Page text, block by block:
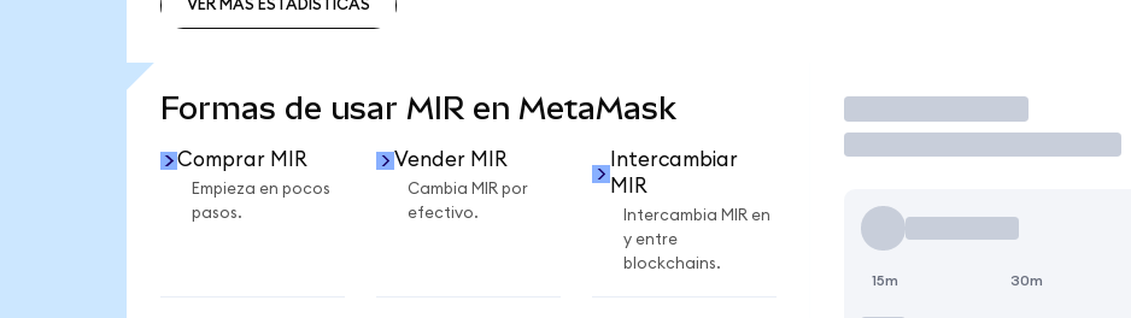
VER MÁS ESTADÍSTICAS
Formas de usar MIR en MetaMask
Comprar MIR
Empieza en pocos
pasos.
Vender MIR
Cambia MIR por
efectivo.
Intercambiar
MIR
Intercambia MIR en
y entre
blockchains.
Operar
15m 30m